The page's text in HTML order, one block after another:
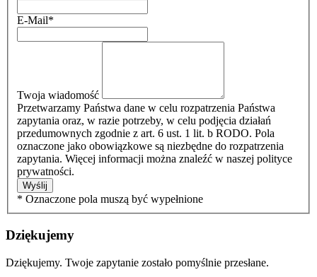
E-Mail*
Twoja wiadomość
Przetwarzamy Państwa dane w celu rozpatrzenia Państwa
zapytania oraz, w razie potrzeby, w celu podjęcia działań
przedumownych zgodnie z art. 6 ust. 1 lit. b RODO. Pola
oznaczone jako obowiązkowe są niezbędne do rozpatrzenia
zapytania. Więcej informacji można znaleźć w naszej polityce
prywatności.
Wyślij
* Oznaczone pola muszą być wypełnione
Dziękujemy
Dziękujemy. Twoje zapytanie zostało pomyślnie przesłane.